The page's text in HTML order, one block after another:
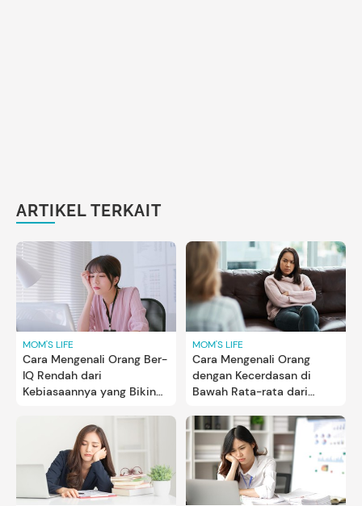
ARTIKEL TERKAIT
MOM'S LIFE
Cara Mengenali Orang Ber-
IQ Rendah dari
Kebiasaannya yang Bikin
MOM'S LIFE
Cara Mengenali Orang
dengan Kecerdasan di
Bawah Rata-rata dari